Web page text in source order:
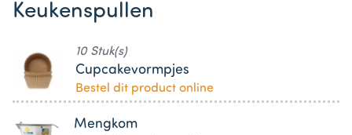
Keukenspullen
10 Stuk(s)
Cupcakevormpjes
Bestel dit product online
Mengkom